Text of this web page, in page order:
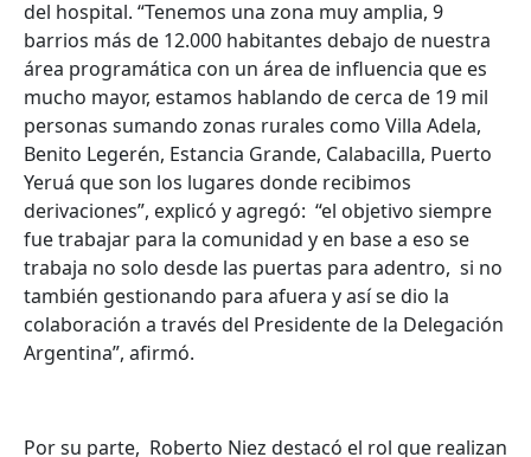
del hospital. “Tenemos una zona muy amplia, 9
barrios más de 12.000 habitantes debajo de nuestra
área programática con un área de influencia que es
mucho mayor, estamos hablando de cerca de 19 mil
personas sumando zonas rurales como Villa Adela,
Benito Legerén, Estancia Grande, Calabacilla, Puerto
Yeruá que son los lugares donde recibimos
derivaciones”, explicó y agregó: “el objetivo siempre
fue trabajar para la comunidad y en base a eso se
trabaja no solo desde las puertas para adentro, si no
también gestionando para afuera y así se dio la
colaboración a través del Presidente de la Delegación
Argentina”, afirmó.
Por su parte, Roberto Niez destacó el rol que realizan